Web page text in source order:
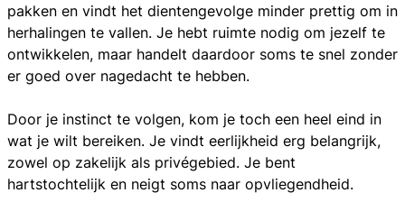
pakken en vindt het dientengevolge minder prettig om in
herhalingen te vallen. Je hebt ruimte nodig om jezelf te
ontwikkelen, maar handelt daardoor soms te snel zonder
er goed over nagedacht te hebben.
Door je instinct te volgen, kom je toch een heel eind in
wat je wilt bereiken. Je vindt eerlijkheid erg belangrijk,
zowel op zakelijk als privégebied. Je bent
hartstochtelijk en neigt soms naar opvliegendheid.